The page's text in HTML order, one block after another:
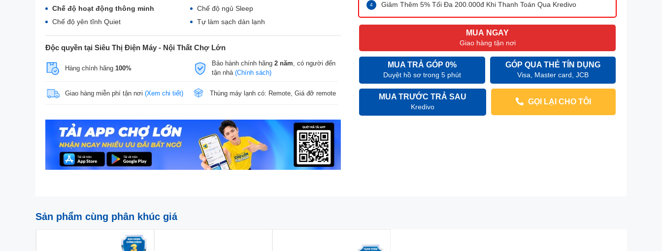
Chế độ hoạt động thông minh
Chế độ ngủ Sleep
Chế độ yên tĩnh Quiet
Tự làm sạch dàn lạnh
Độc quyền tại Siêu Thị Điện Máy - Nội Thất Chợ Lớn
Hàng chính hãng 100%
Bảo hành chính hãng 2 năm, có người đến
tận nhà (Chính sách)
Giao hàng miễn phí tận nơi (Xem chi tiết) Thùng máy lạnh có: Remote, Giá đỡ remote
Giảm Thêm 5% Tối Đa 200.000đ Khi Thanh Toán Qua Kredivo
MUA NGAY
Giao hàng tận nơi
MUA TRẢ GÓP 0%
Duyệt hồ sơ trong 5 phút
GÓP QUA THẺ TÍN DỤNG
Visa, Master card, JCB
MUA TRƯỚC TRẢ SAU
Kredivo
GỌI LẠI CHO TÔI
Sản phẩm cùng phân khúc giá